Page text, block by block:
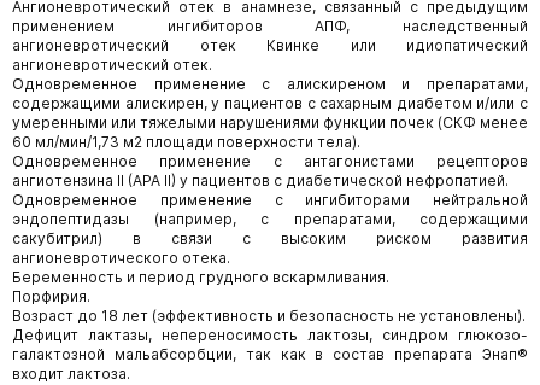
Ангионевротический отек в анамнезе, связанный с предыдущим
применением ингибиторов АПФ, наследственный
ангионевротический отек Квинке или идиопатический
ангионевротический отек.
Одновременное применение с алискиреном и препаратами,
содержащими алискирен, у пациентов с сахарным диабетом и/или с
умеренными или тяжелыми нарушениями функции почек (СКФ менее
60 мл/мин/1,73 м2 площади поверхности тела).
Одновременное применение с антагонистами рецепторов
ангиотензина II (АРА II) у пациентов с диабетической нефропатией.
Одновременное применение с ингибиторами нейтральной
эндопептидазы (например, с препаратами, содержащими
сакубитрил) в связи с высоким риском развития
ангионевротического отека.
Беременность и период грудного вскармливания.
Порфирия.
Возраст до 18 лет (эффективность и безопасность не установлены).
Дефицит лактазы, непереносимость лактозы, синдром глюкозо-
галактозной мальабсорбции, так как в состав препарата Энап®
входит лактоза.